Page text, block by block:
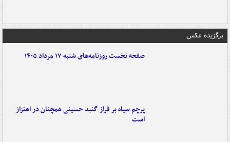
برگزیده عکس
صفحه نخست روزنامه‌های شنبه ۱۷ مرداد ۱۴۰۵
پرچم سیاه بر فراز گنبد حسینی همچنان در اهتزاز
است